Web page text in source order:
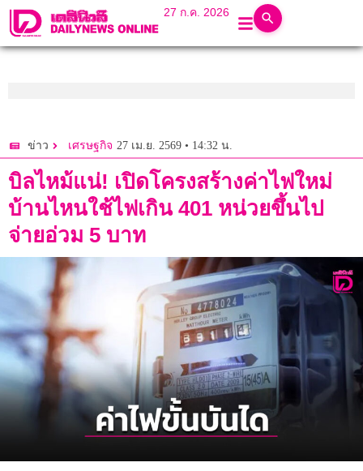
27 ก.ค. 2026
ข่าว เศรษฐกิจ 27 เม.ย. 2569 • 14:32 น.
บิลไหม้แน่! เปิดโครงสร้างค่าไฟใหม่
บ้านไหนใช้ไฟเกิน 401 หน่วยขึ้นไป
จ่ายอ่วม 5 บาท